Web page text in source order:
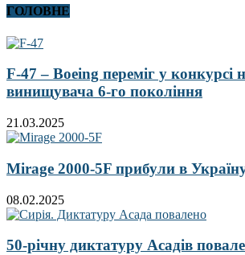
ГОЛОВНЕ
F-47 – Boeing переміг у конкурсі
винищувача 6-го покоління
21.03.2025
Mirage 2000-5F прибули в
08.02.2025
50-річну диктатуру Асадів